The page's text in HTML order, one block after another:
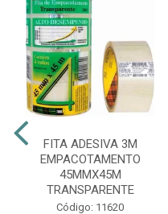
FITA ADESIVA 3M
EMPACOTAMENTO
45MMX45M
TRANSPARENTE
Código: 11620